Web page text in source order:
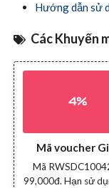
Hướng dẫn sử
Các Khuyến
4%
Mã voucher
Mã
99,000đ. Hạn sử